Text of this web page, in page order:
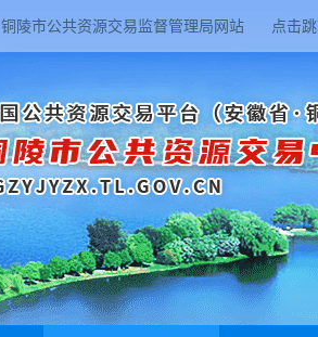
铜陵市公共资源交易监督管理局网站 点击